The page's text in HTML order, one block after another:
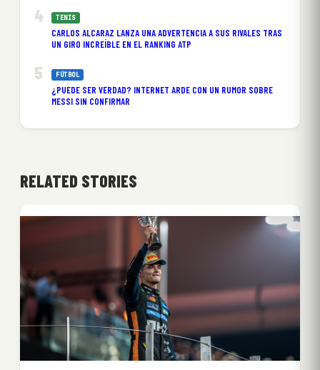
TENIS
CARLOS ALCARAZ LANZA UNA ADVERTENCIA A SUS RIVALES TRAS
UN GIRO INCREÍBLE EN EL RANKING ATP
FÚTBOL
¿PUEDE SER VERDAD? INTERNET ARDE CON UN RUMOR SOBRE
MESSI SIN CONFIRMAR
RELATED STORIES